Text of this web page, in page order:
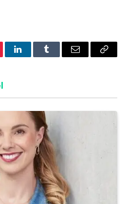
LinkedInTumblr Email
Copy